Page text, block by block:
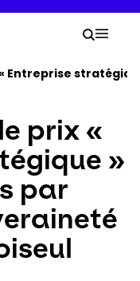
fil d'ariane
Entreprise
prix «
»
par